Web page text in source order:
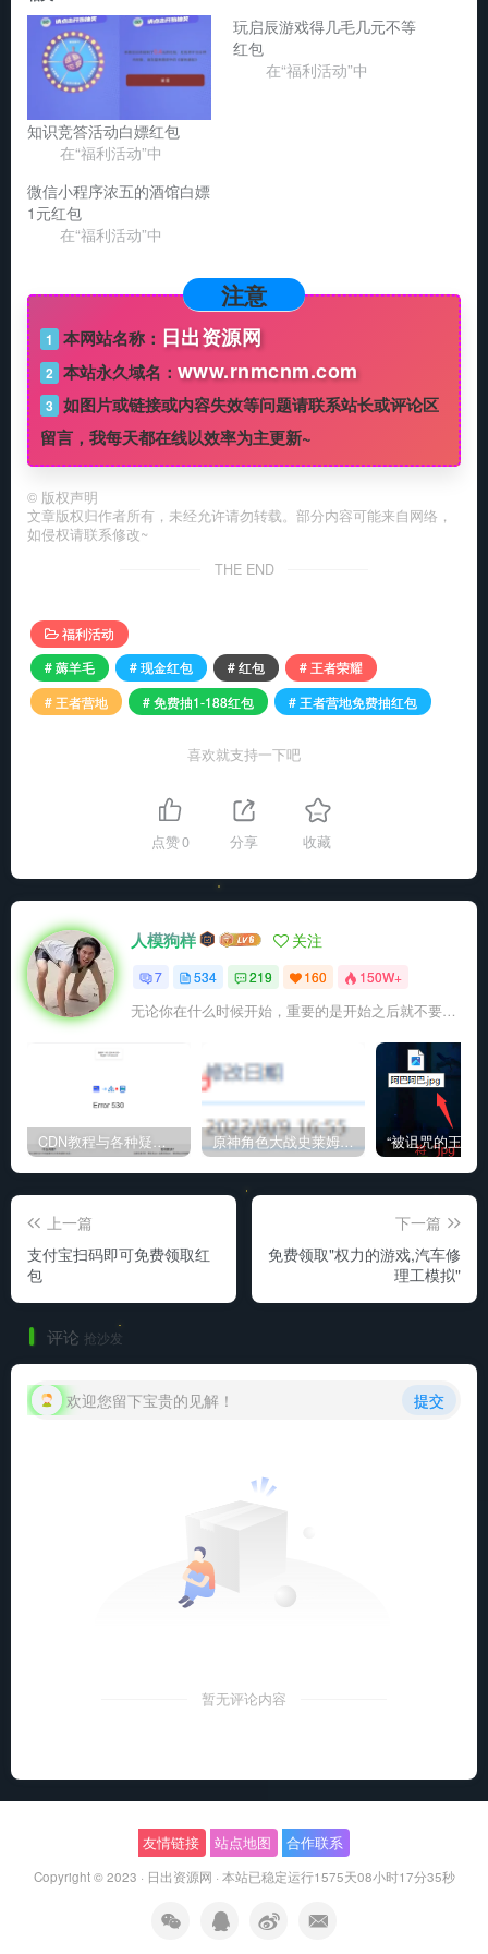
知识竞答活动白嫖红包
在“福利活动”中
玩启辰游戏得几毛几元不等
红包
在“福利活动”中
微信小程序浓五的酒馆白嫖
1元红包
在“福利活动”中
注意
1 本网站名称： 日出资源网
2 本站永久域名： www.rnmcnm.com
3 如图片或链接或内容失效等问题请联系站长或评论区
留言，我每天都在线以效率为主更新~
© 版权声明
文章版权归作者所有，未经允许请勿转载。部分内容可能来自网络，
如侵权请联系修改~
THE END
福利活动
# 薅羊毛
# 现金红包 # 红包
# 王者荣耀
# 王者营地
# 免费抽1-188红包 # 王者营地免费抽红包
喜欢就支持一下吧
点赞0 分享 收藏
人模狗样 关注
7 534 219 160 150W+
无论你在什么时候开始，重要的是开始之后就不要停止
CDN教程与各种疑难杂症解决方法 原神角色大战史莱姆与丘丘人高质量视频
上一篇
支付宝扫码即可免费领取红
包
下一篇
免费领取"权力的游戏,汽车修
理工模拟"
评论 抢沙发
欢迎您留下宝贵的见解！ 提交
暂无评论内容
友情链接 站点地图 合作联系
Copyright © 2023 · 日出资源网 · 本站已稳定运行1575天08小时17分36秒